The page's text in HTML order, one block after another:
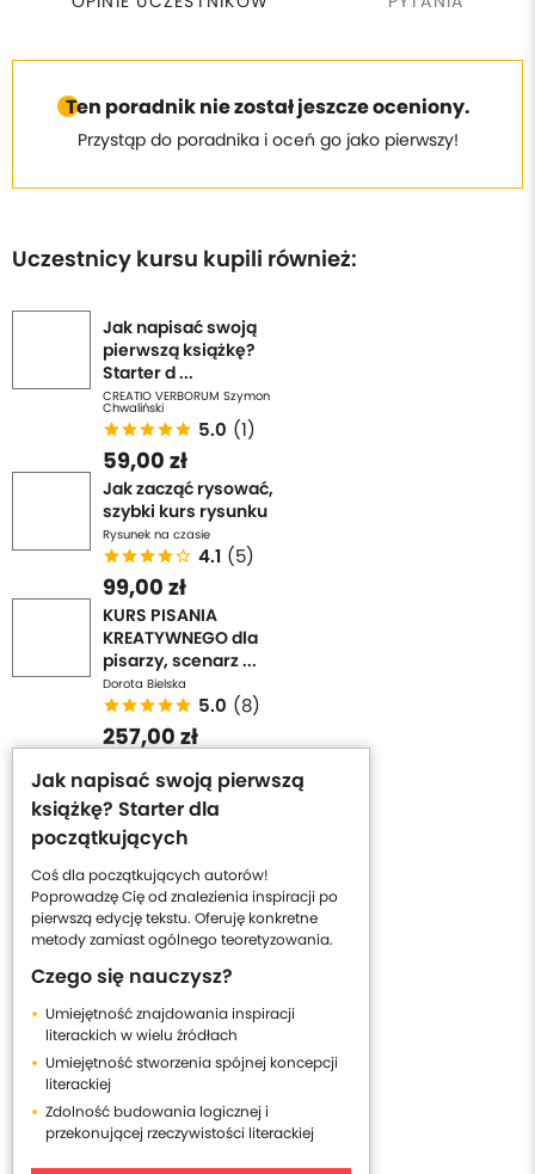
Ten poradnik nie został jeszcze oceniony.
Przystąp do poradnika i oceń go jako pierwszy!
Uczestnicy kursu kupili również:
Jak napisać swoją
pierwszą książkę?
Starter d ...
CREATIO VERBORUM Szymon
Chwaliński
5.0 (1)
59,00 zł
Jak zacząć rysować,
szybki kurs rysunku
Rysunek na czasie
4.1 (5)
99,00 zł
KURS PISANIA
KREATYWNEGO dla
pisarzy, scenarz ...
Dorota Bielska
5.0 (8)
257,00 zł
Jak napisać swoją pierwszą
książkę? Starter dla
początkujących
Coś dla początkujących autorów!
Poprowadzę Cię od znalezienia inspiracji po
pierwszą edycję tekstu. Oferuję konkretne
metody zamiast ogólnego teoretyzowania.
Czego się nauczysz?
Umiejętność znajdowania inspiracji
literackich w wielu źródłach
Umiejętność stworzenia spójnej koncepcji
literackiej
Zdolność budowania logicznej i
przekonującej rzeczywistości literackiej